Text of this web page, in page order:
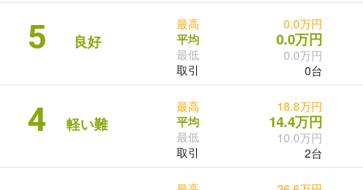
5 良好
最高
平均
最低
取引
0.0万円
0.0万円
0.0万円
0台
4 軽い難
最高
平均
最低
取引
18.8万円
14.4万円
10.0万円
2台